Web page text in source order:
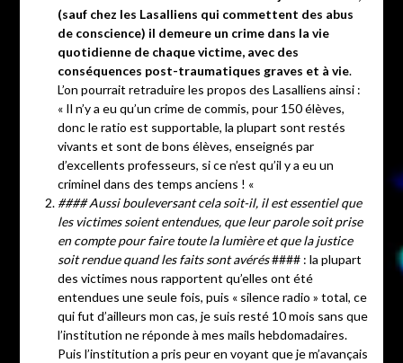
(sauf chez les Lasalliens qui commettent des abus
de conscience) il demeure un crime dans la vie
quotidienne de chaque victime, avec des
conséquences post-traumatiques graves et à vie.
L’on pourrait retraduire les propos des Lasalliens ainsi :
« Il n’y a eu qu’un crime de commis, pour 150 élèves,
donc le ratio est supportable, la plupart sont restés
vivants et sont de bons élèves, enseignés par
d’excellents professeurs, si ce n’est qu’il y a eu un
criminel dans des temps anciens ! «
#### Aussi bouleversant cela soit-il, il est essentiel que
les victimes soient entendues, que leur parole soit prise
en compte pour faire toute la lumière et que la justice
soit rendue quand les faits sont avérés#### : la plupart
des victimes nous rapportent qu’elles ont été
entendues une seule fois, puis « silence radio » total, ce
qui fut d’ailleurs mon cas, je suis resté 10 mois sans que
l’institution ne réponde à mes mails hebdomadaires.
Puis l’institution a pris peur en voyant que je m’avançais